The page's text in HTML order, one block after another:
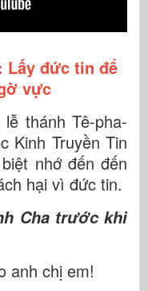
Lấy đức tin để
vực
thánh Tê-pha-
Kinh Truyền Tin
nhớ đến đến
hại vì đức tin.
Cha trước khi
anh chị em!